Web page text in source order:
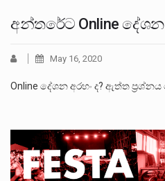
අන්තරේට Online දේශන
May 16, 2020
Online දේශන අරහං ද? ඇත්ත